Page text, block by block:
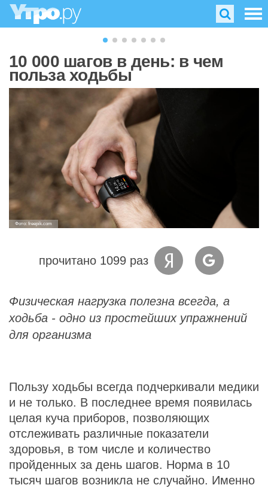
10 000 шагов в день: в чем
польза ходьбы
Фото: freepik.com
прочитано 1099 раз
Физическая нагрузка полезна всегда, а
ходьба - одно из простейших упражнений
для организма
Пользу ходьбы всегда подчеркивали медики
и не только. В последнее время появилась
целая куча приборов, позволяющих
отслеживать различные показатели
здоровья, в том числе и количество
пройденных за день шагов. Норма в 10
тысяч шагов возникла не случайно. Именно